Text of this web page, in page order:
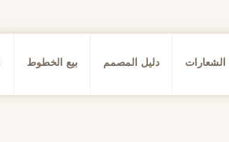
الشعارات دليل المصمم بيع الخطوط